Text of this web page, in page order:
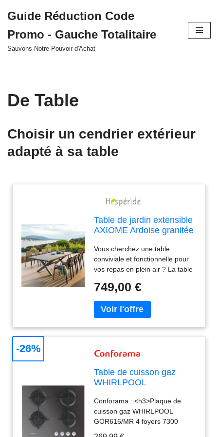
au
contenu
Guide Réduction Code
Promo - Gauche Totalitaire
Sauvons Notre Pouvoir d'Achat
De Table
Choisir un cendrier extérieur
adapté à sa table
Table de jardin extensible
AXIOME Ardoise granitée
traité époxy Hespéride
Vous cherchez une table
conviviale et fonctionnelle pour
vos repas en plein air ? La table
Hespéride vous séduira.De 8 à
10 places en un seul...
749,00 €
Table de cuisson gaz
WHIRLPOOL
Conforama : <h3>Plaque de
cuisson gaz WHIRLPOOL
GOR616/MR 4 foyers 7300
watts</h3><h4>Design élégant
-26%